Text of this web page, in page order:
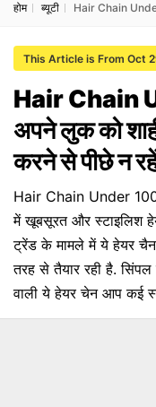
होम ब्‍यूटी Hair Chain
This Article is From Oct
Hair Chain
अपने लुक को
करने से पीछे न
Hair Chain Under
में खूबसूरत और स्‍टाइलिश
ट्रेंड के मामले में ये हेयर
तरह से तैयार रही है.
वाली ये हेयर चेन आप कई